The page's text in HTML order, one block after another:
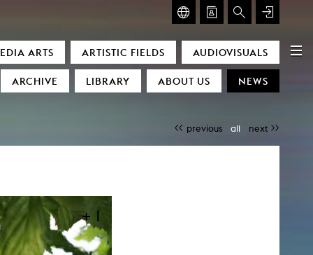
ARTS ARTISTIC FIELDS AUDIOVISUALS
ARCHIVE LIBRARY ABOUT US NEWS
previous all next
+ 1
Glasmoog – Room for Art & Discourse